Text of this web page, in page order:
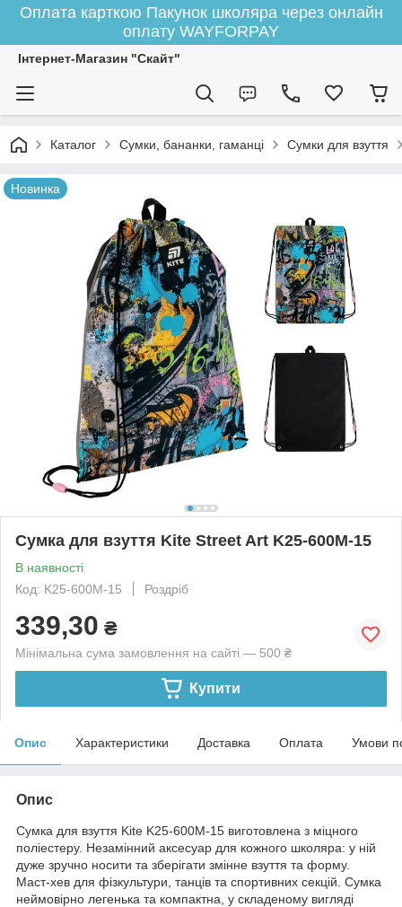
Оплата карткою Пакунок школяра через онлайн
оплату WAYFORPAY
Інтернет-Магазин "Скайт"
Каталог Сумки, бананки, гаманці Сумки для взуття
Новинка
Сумка для взуття Kite Street Art K25-600M-15
В наявності
Код: K25-600M-15
Роздріб
339,30 ₴
Мінімальна сума замовлення на сайті — 500 ₴
Купити
Опис Характеристики Доставка Оплата Умови
Опис
Сумка для взуття Kite K25-600M-15 виготовлена з міцного
поліестеру. Незамінний аксесуар для кожного школяра: у ній
дуже зручно носити та зберігати змінне взуття та форму.
Маст-хев для фізкультури, танців та спортивних секцій. Сумка
неймовірно легенька та компактна, у складеному вигляді